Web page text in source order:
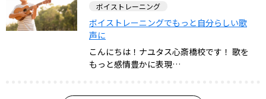
ボイストレーニング
ボイストレーニングでもっと自分らしい歌
声に
こんにちは！ナユタス心斎橋校です！ 歌を
もっと感情豊かに表現…